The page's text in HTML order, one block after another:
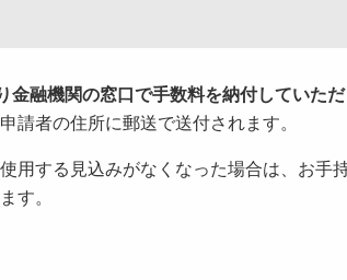
融機関の窓口で手数料を納付していただ
請者の住所に郵送で送付されます。
用する見込みがなくなった場合は、お手
す。